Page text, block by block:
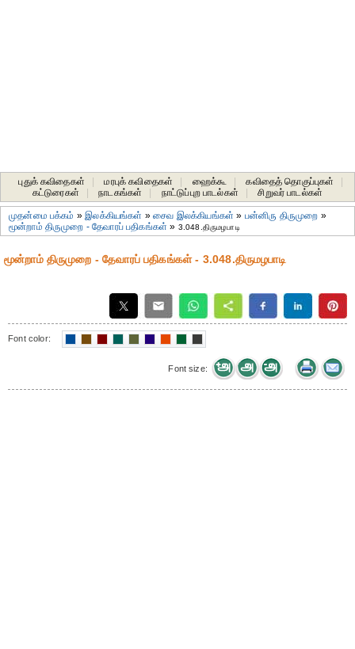
புதுக் கவிதைகள் மரபுக் கவிதைகள் ஹைக்கூ கவிதைத் தொகுப்புகள்
கட்டுரைகள்
நாடகங்கள் நாட்டுப்புற பாடல்கள் சிறுவர் பாடல்கள்
முதன்மை பக்கம் »இலக்கியங்கள் »சைவ இலக்கியங்கள் » பன்னிரு திருமுறை »
மூன்றாம் திருமுறை - தேவாரப் பதிகங்கள் » 3.048.திருமழபாடி
மூன்றாம் திருமுறை - தேவாரப் பதிகங்கள் - 3.048.திருமழபாடி
Font color:
Font size: